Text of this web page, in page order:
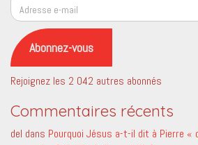
Adresse
e-
mail
Abonnez-vous
Rejoignez les 2 042 autres abonnés
Commentaires récents
del dans Pourquoi Jésus a-t-il dit à Pierre «